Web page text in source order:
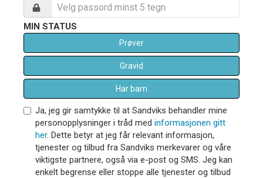
MIN STATUS
Prøver
Gravid
Har barn
Ja, jeg gir samtykke til at Sandviks behandler mine
personopplysninger i tråd med informasjonen gitt
her. Dette betyr at jeg får relevant informasjon,
tjenester og tilbud fra Sandviks merkevarer og våre
viktigste partnere, også via e-post og SMS. Jeg kan
enkelt begrense eller stoppe alle tjenester og tilbud